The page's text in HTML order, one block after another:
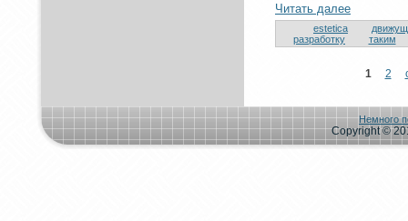
Читать далее
estetica
разрабoтку
таким
1 2
Немного
Copyright ©